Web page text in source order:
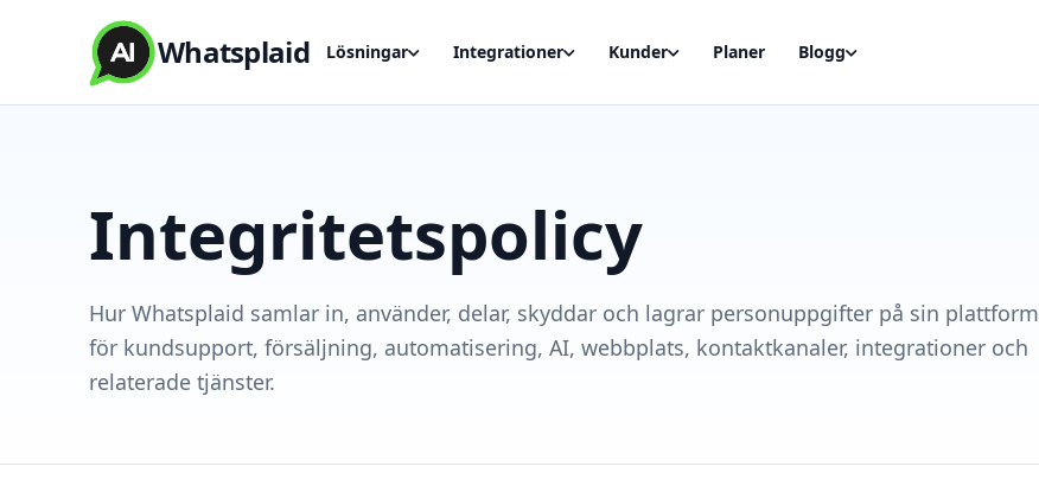
Whatsplaid Lösningar Integrationer Kunder Planer Blogg
Integritetspolicy
Hur Whatsplaid samlar in, använder, delar, skyddar och lagrar personuppgifter på sin plattform
för kundsupport, försäljning, automatisering, AI, webbplats, kontaktkanaler, integrationer och
relaterade tjänster.